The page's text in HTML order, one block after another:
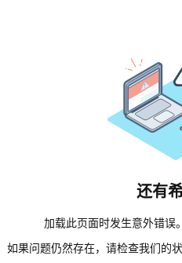
还有希
加载此页面时发生意外错误
如果问题仍然存在，请检查我们的状